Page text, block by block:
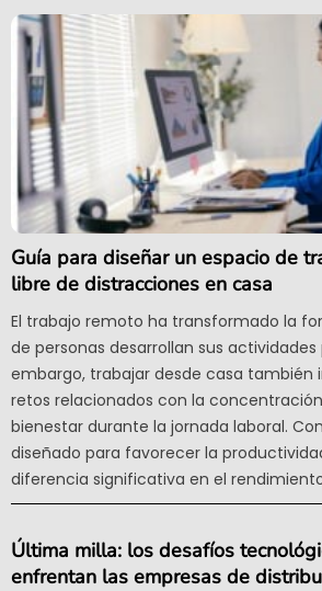
Guía para diseñar un espacio de
libre de distracciones en casa
El trabajo remoto ha transformado la
de personas desarrollan sus actividades
embargo, trabajar desde casa también
retos relacionados con la
bienestar durante la jornada laboral.
diseñado para favorecer la
diferencia significativa en el
Última milla: los desafíos
enfrentan las empresas de